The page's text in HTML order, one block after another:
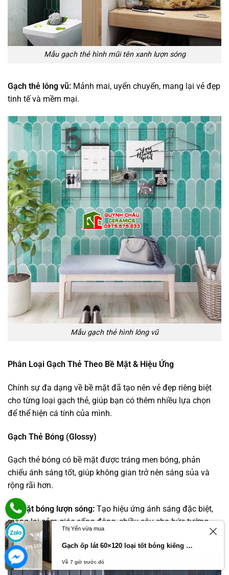
Mẫu gạch thẻ hình mũi tên xanh lượn sóng
Gạch thẻ lông vũ: Mảnh mai, uyển chuyển, mang lại vẻ đẹp
tinh tế và mềm mại.
Mẫu gạch thẻ hình lông vũ
Phân Loại Gạch Thẻ Theo Bề Mặt & Hiệu Ứng
Chính sự đa dạng về bề mặt đã tạo nên vẻ đẹp riêng biệt
cho từng loại gạch thẻ, giúp bạn có thêm nhiều lựa chọn
để thể hiện cá tính của mình.
Gạch Thẻ Bóng (Glossy)
Gạch thẻ bóng có bề mặt được tráng men bóng, phản
chiếu ánh sáng tốt, giúp không gian trở nên sáng sủa và
rộng rãi hơn.
Bề mặt bóng lượn sóng: Tạo hiệu ứng ánh sáng đặc biệt,
mang lại cảm giác sống động, chiều sâu cho bức tường.
Thích hợp cho các không gian cần sự phá cách.
Thị Yến vừa mua
Gạch ốp lát 60×120 loại tốt bóng kiếng cao cấp
Về 7 giờ trước đó